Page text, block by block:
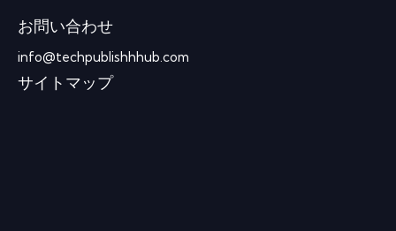
お問い合わせ
info@techpublishhhub.com
サイトマップ